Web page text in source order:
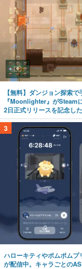
【無料】ダンジョン探索
『Moonlighter』がSteam
2日正式リリースを記念し
3
ハローキティやポムポムプ
が配信中。キャラごとの